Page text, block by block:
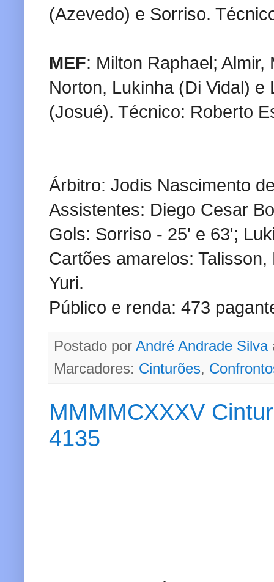
(Azevedo) e Sorriso.
MEF: Milton Raphael;
Norton, Lukinha (Di Vidal) e
(Josué). Técnico: Roberto
Árbitro: Jodis Nascimento
Assistentes: Diego Cesar
Gols: Sorriso - 25' e 63';
Cartões amarelos:
Yuri.
Público e renda: 473
Postado por André Andrade Silva
Marcadores: Cinturões,
MMMMCXXXV
4135